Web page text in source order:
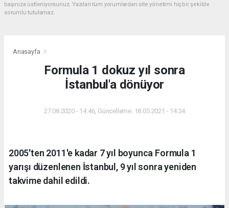
başınıza üstleniyorsunuz. Yazılan tüm yorumlardan site yönetimi hiçbir şekilde
sorumlu tutulamaz.
Anasayfa
Formula 1 dokuz yıl sonra
İstanbul'a dönüyor
27.08.2020 - 14:46, Güncelleme: 18.05.2021 - 14:34
2005'ten 2011'e kadar 7 yıl boyunca Formula 1
yarışı düzenlenen İstanbul, 9 yıl sonra yeniden
takvime dahil edildi.